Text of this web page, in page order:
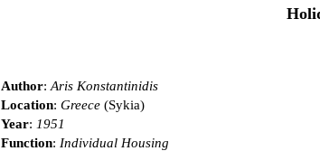
Author: Aris Konstantinidis
Location: Greece (Sykia)
Year: 1951
Function: Individual Housing